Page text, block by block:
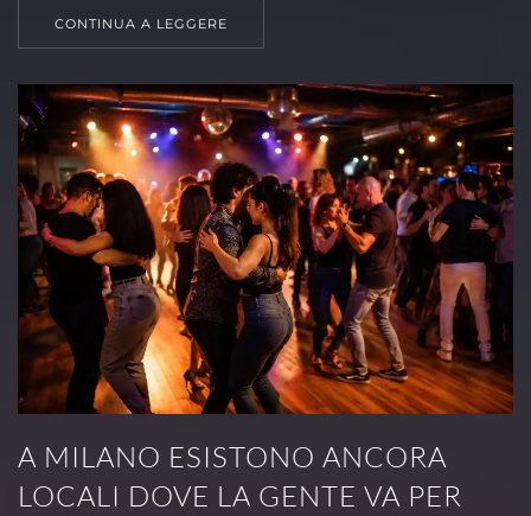
CONTINUA A LEGGERE
A MILANO ESISTONO ANCORA
LOCALI DOVE LA GENTE VA PER